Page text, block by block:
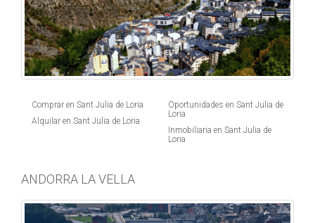
Comprar en Sant Julia de Loria
Alquilar en Sant Julia de Loria
Oportunidades en Sant Julia de
Loria
Inmobiliaria en Sant Julia de
Loria
ANDORRA LA VELLA